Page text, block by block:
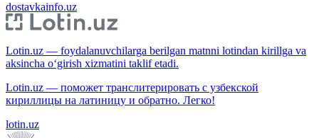
dostavkainfo.uz
Lotin.uz — foydalanuvchilarga berilgan matnni lotindan kirillga va
aksincha o‘girish xizmatini taklif etadi.
Lotin.uz — поможет транслитерировать с узбекской
кириллицы на латиницу и обратно. Легко!
lotin.uz